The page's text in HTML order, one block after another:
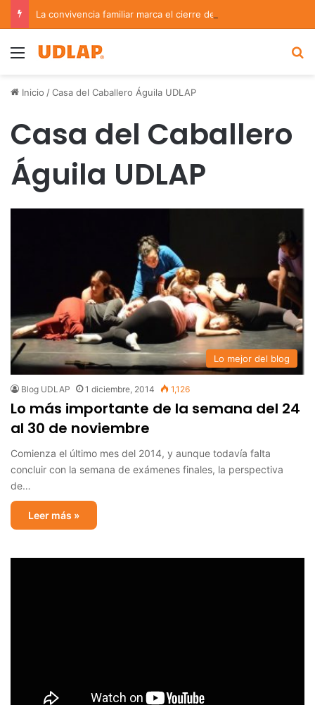
Menu
Inicio /Casa del Caballero Águila UDLAP
Casa del Caballero
Águila UDLAP
Lo mejor del blog
Blog UDLAP 1 diciembre, 2014 1,126
Lo más importante de la semana del 24
al 30 de noviembre
Comienza el último mes del 2014, y aunque todavía falta
concluir con la semana de exámenes finales, la perspectiva
de…
Leer más »